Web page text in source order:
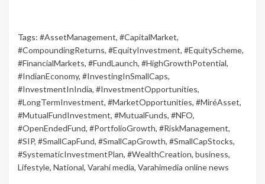
Tags: #AssetManagement, #CapitalMarket,
#CompoundingReturns, #EquityInvestment, #EquityScheme,
#FinancialMarkets, #FundLaunch, #HighGrowthPotential,
#IndianEconomy, #InvestingInSmallCaps,
#InvestmentInIndia, #InvestmentOpportunities,
#LongTermInvestment, #MarketOpportunities, #MiréAsset,
#MutualFundInvestment, #MutualFunds, #NFO,
#OpenEndedFund, #PortfolioGrowth, #RiskManagement,
#SIP, #SmallCapFund, #SmallCapGrowth, #SmallCapStocks,
#SystematicInvestmentPlan, #WealthCreation, business,
Lifestyle, National, Varahi media, Varahimedia online news